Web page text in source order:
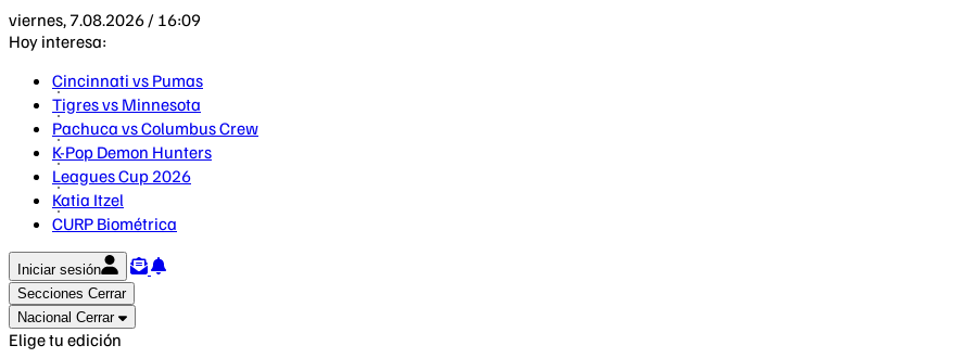
viernes, 7.08.2026 / 16:09
Hoy interesa:
Cincinnati vs Pumas
Tigres vs Minnesota
Pachuca vs Columbus Crew
K-Pop Demon Hunters
Leagues Cup 2026
Katia Itzel
CURP Biométrica
Iniciar sesión
Secciones Cerrar
Nacional Cerrar
Elige tu edición